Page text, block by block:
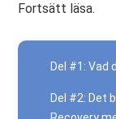
Fortsätt läsa.
Del #1: Vad
Del #2: Det